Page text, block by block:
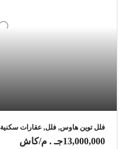
فلل توين هاوس, فلل, عقارات سكنية
13,000,000جـ . م /كاش